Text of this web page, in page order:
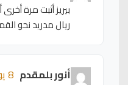
بيريز أثبت مرة
ريال مدريد نحو
أنور بلمقدم 8 يونيو 2026 - 11:25